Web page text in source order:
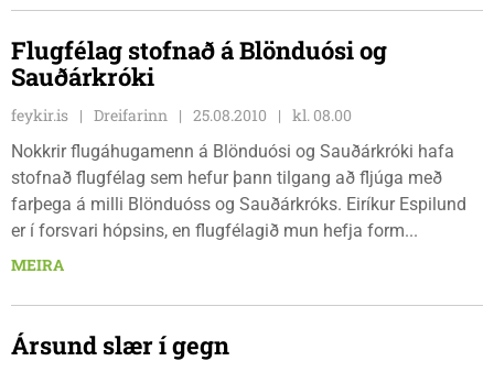
Flugfélag stofnað á Blönduósi og
Sauðárkróki
feykir.is Dreifarinn 25.08.2010
kl. 08.00
Nokkrir flugáhugamenn á Blönduósi og Sauðárkróki hafa
stofnað flugfélag sem hefur þann tilgang að fljúga með
farþega á milli Blönduóss og Sauðárkróks. Eiríkur Espilund
er í forsvari hópsins, en flugfélagið mun hefja form...
MEIRA
Ársund slær í gegn